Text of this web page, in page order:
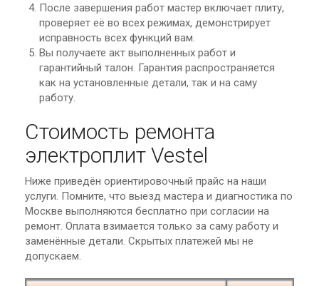
После завершения работ мастер включает плиту,
проверяет её во всех режимах, демонстрирует
исправность всех функций вам.
Вы получаете акт выполненных работ и
гарантийный талон. Гарантия распространяется
как на установленные детали, так и на саму
работу.
Стоимость ремонта
электроплит Vestel
Ниже приведён ориентировочный прайс на наши
услуги. Помните, что выезд мастера и диагностика по
Москве выполняются бесплатно при согласии на
ремонт. Оплата взимается только за саму работу и
заменённые детали. Скрытых платежей мы не
допускаем.